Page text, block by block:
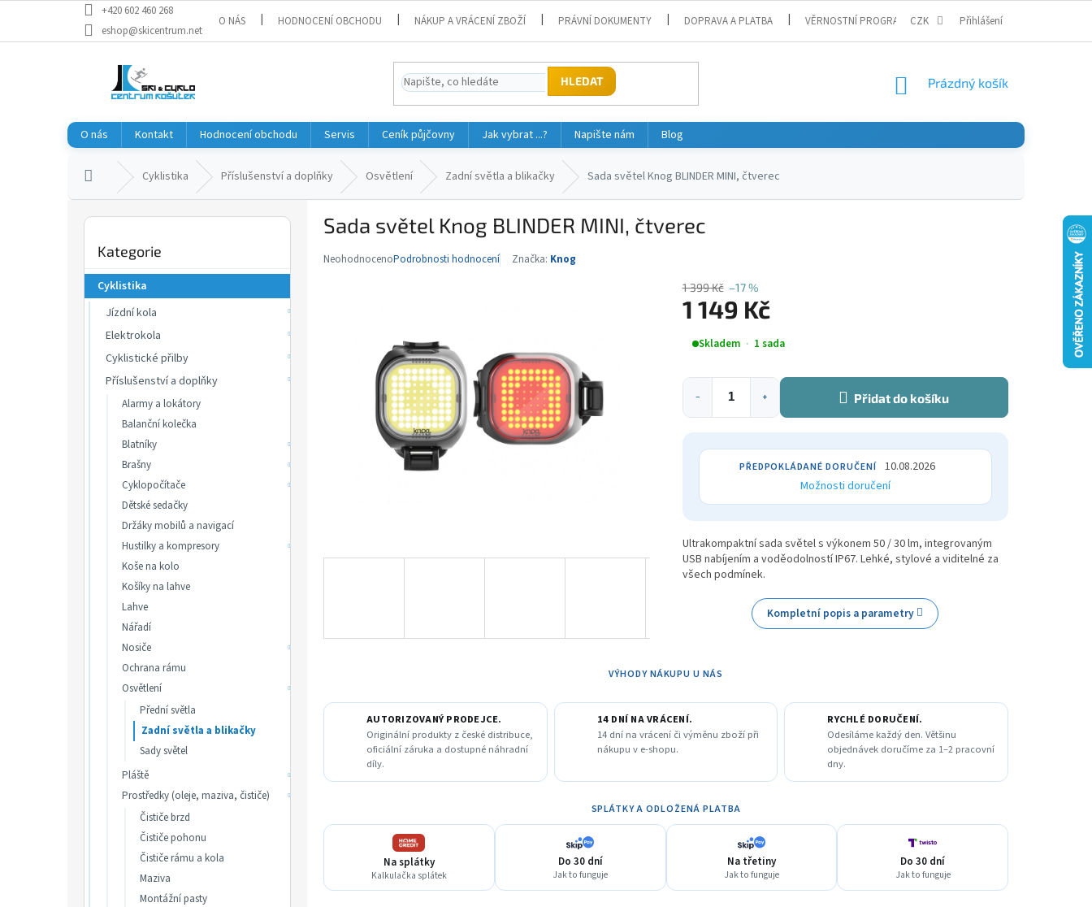
obsah
+420 602 460 268
eshop@skicentrum.net
O NÁS HODNOCENÍ OBCHODU NÁKUP A VRÁCENÍ ZBOŽÍ PRÁVNÍ DOKUMENTY DOPRAVA A PLATBA VĚRNOSTNÍ PROGRAM CZK Přihlášení
HLEDAT
NÁKUPNÍ
Prázdný košík
O nás Kontakt Hodnocení obchodu Servis Ceník půjčovny Jak vybrat ...? Napište nám Blog
Domů Cyklistika Příslušenství a doplňky Osvětlení Zadní světla a blikačky Sada světel Knog BLINDER MINI, čtverec
kategorie
Kategorie
Cyklistika
Jízdní kola
Elektrokola
Cyklistické přilby
Příslušenství a doplňky
Alarmy a lokátory
Balanční kolečka
Blatníky
Brašny
Cyklopočítače
Dětské sedačky
Držáky mobilů a navigací
Hustilky a kompresory
Koše na kolo
Košíky na lahve
Lahve
Nářadí
Nosiče
Ochrana rámu
Osvětlení
Přední světla
Zadní světla a blikačky
Sady světel
Pláště
Prostředky (oleje, maziva, čističe)
Čističe brzd
Čističe pohonu
Čističe rámu a kola
Maziva
Montážní pasty
Sada světel Knog BLINDER MINI, čtverec
Průměrné
hvězdiček.
NeohodnocenoPodrobnosti hodnocení Značka: Knog
1 399 Kč –17 %
1 149 Kč
Měrná
cena:
Skladem 1 sada
+
− Přidat do košíku
10.08.2026
Možnosti doručení
Ultrakompaktní sada světel s výkonem 50 / 30 lm, integrovaným
USB nabíjením a voděodolností IP67. Lehké, stylové a viditelné za
všech podmínek.
Kompletní popis a parametry
VÝHODY NÁKUPU U NÁS
AUTORIZOVANÝ PRODEJCE.
Originální produkty z české distribuce,
oficiální záruka a dostupné náhradní
díly.
14 DNÍ NA VRÁCENÍ.
14 dní na vrácení či výměnu zboží při
nákupu v e-shopu.
RYCHLÉ DORUČENÍ.
Odesíláme každý den. Většinu
objednávek doručíme za 1–2 pracovní
dny.
SPLÁTKY A ODLOŽENÁ PLATBA
Na splátky
Kalkulačka splátek
Do 30 dní
Jak to funguje
Na třetiny
Jak to funguje
Do 30 dní
Jak to funguje